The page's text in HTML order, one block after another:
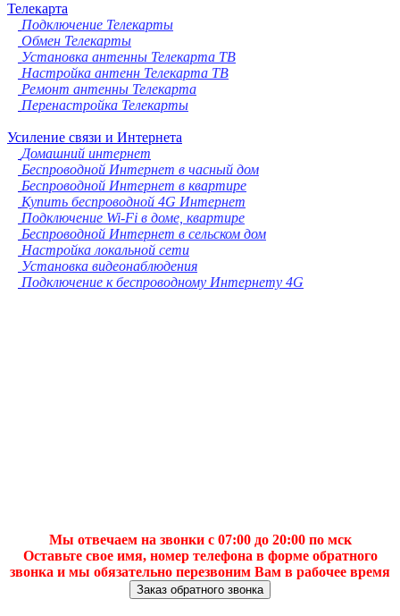
Телекарта
Подключение Телекарты
Обмен Телекарты
Установка антенны Телекарта ТВ
Настройка антенн Телекарта ТВ
Ремонт антенны Телекарта
Перенастройка Телекарты
Усиление связи и Интернета
Домашний интернет
Беспроводной Интернет в часный дом
Беспроводной Интернет в квартире
Купить беспроводной 4G Интернет
Подключение Wi-Fi в доме, квартире
Беспроводной Интернет в сельском дом
Настройка локальной сети
Установка видеонаблюдения
Подключение к беспроводному Интернету 4G
Мы отвечаем на звонки с 07:00 до 20:00 по мск
Оставьте свое имя, номер телефона в форме обратного
звонка и мы обязательно перезвоним Вам в рабочее время
Заказ обратного звонка